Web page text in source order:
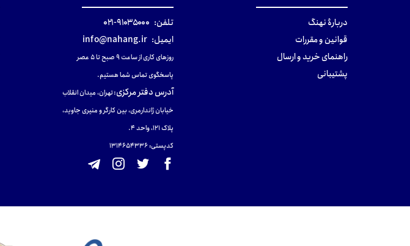
دربارهٔ نهنگ
قوانین و مقررات
راهنمای خرید و ارسال
پشتیبانی
تلفن: ۹۱۰۳۵۰۰۰-۰۲۱
ایمیل: info@nahang.ir
روزهای کاری از ساعت ۹ صبح تا ۵ عصر
پاسخگوی تماس شما هستیم.
آدرس دفتر مرکزی:تهران، میدان انقلاب
خیابان ژاندارمری، بین کارگر و منیری جاوید،
پلاک 121، واحد ۴.
کدپستی: 131465433۶